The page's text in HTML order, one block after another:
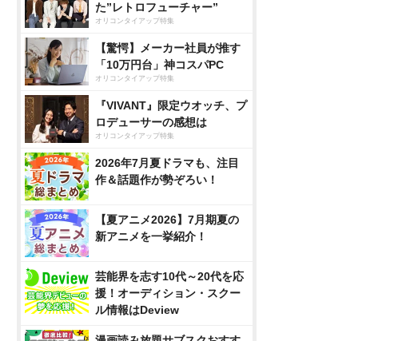
た”レトロフューチャー”
オリコンタイアップ特集
【驚愕】メーカー社員が推す
「10万円台」神コスパPC
オリコンタイアップ特集
『VIVANT』限定ウオッチ、プ
ロデューサーの感想は
オリコンタイアップ特集
2026年7月夏ドラマも、注目
作＆話題作が勢ぞろい！
【夏アニメ2026】7月期夏の
新アニメを一挙紹介！
芸能界を志す10代～20代を応
援！オーディション・スクー
ル情報はDeview